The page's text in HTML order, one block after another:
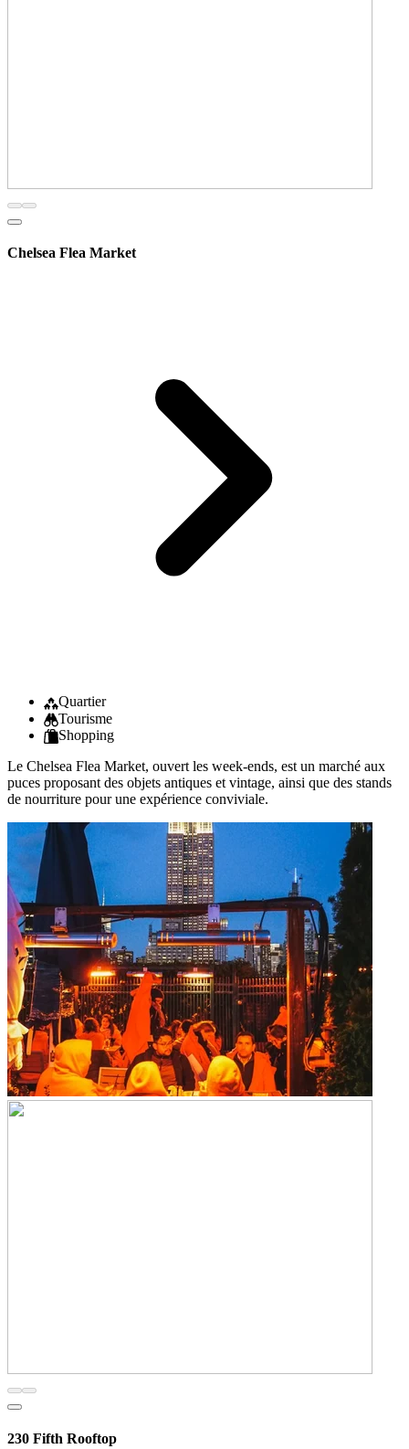
Chelsea Flea Market
Quartier
Tourisme
Shopping
Le Chelsea Flea Market, ouvert les week-ends, est un marché aux
puces proposant des objets antiques et vintage, ainsi que des stands
de nourriture pour une expérience conviviale.
230 Fifth Rooftop